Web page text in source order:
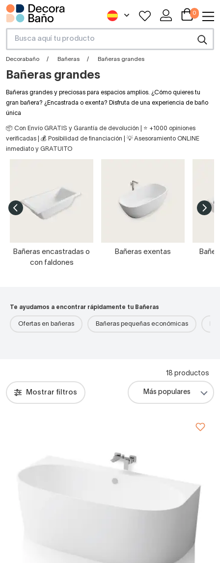
0
Decorabaño Bañeras Bañeras grandes
Bañeras grandes
Bañeras grandes y preciosas para espacios amplios. ¿Cómo quieres tu
gran bañera? ¿Encastrada o exenta? Disfruta de una experiencia de baño
única
📦 Con Envío GRATIS y Garantía de devolución | ⭐ +1000 opiniones
verificadas | 💰 Posibilidad de financiación | 💡 Asesoramiento ONLINE
inmediato y GRATUITO
Bañeras encastradas o
con faldones
Bañeras exentas
Te ayudamos a encontrar rápidamente tu Bañeras
Ofertas en bañeras Bañeras pequeñas económicas
Mostrar filtros
18 productos